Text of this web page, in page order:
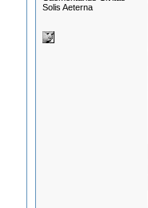
Solis Aeterna